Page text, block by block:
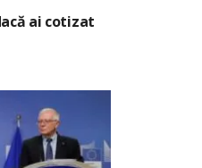
ai cotizat